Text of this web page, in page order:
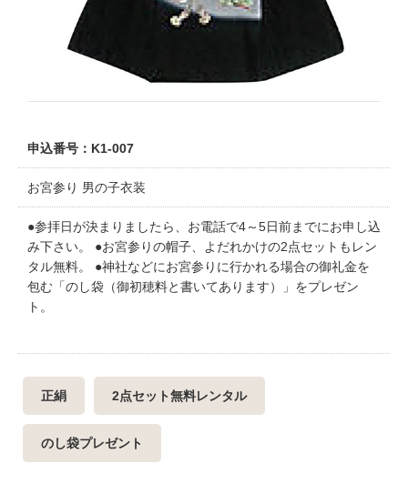
申込番号：K1-007
お宮参り 男の子衣装
●参拝日が決まりましたら、お電話で4～5日前までにお申し込
み下さい。 ●お宮参りの帽子、よだれかけの2点セットもレン
タル無料。 ●神社などにお宮参りに行かれる場合の御礼金を
包む「のし袋（御初穂料と書いてあります）」をプレゼン
ト。
正絹 2点セット無料レンタル
のし袋プレゼント